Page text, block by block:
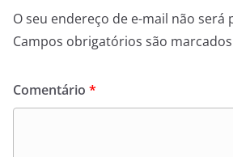
O seu endereço de e-mail não será
Campos obrigatórios são
Comentário *